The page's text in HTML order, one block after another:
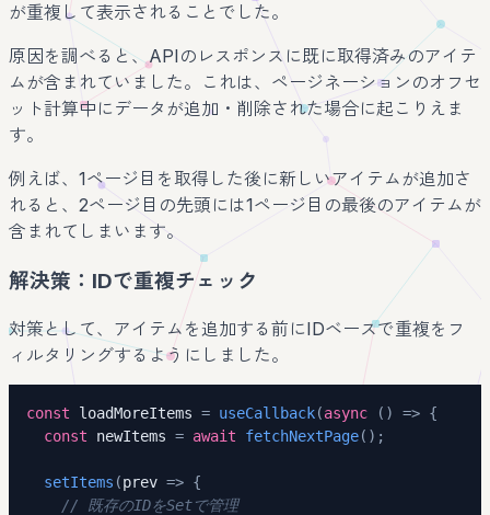
が重複して表示されることでした。
原因を調べると、APIのレスポンスに既に取得済みのアイテ
ムが含まれていました。これは、ページネーションのオフセ
ット計算中にデータが追加・削除された場合に起こりえま
す。
例えば、1ページ目を取得した後に新しいアイテムが追加さ
れると、2ページ目の先頭には1ページ目の最後のアイテムが
含まれてしまいます。
解決策：IDで重複チェック
対策として、アイテムを追加する前にIDベースで重複をフ
ィルタリングするようにしました。
const loadMoreItems = useCallback(async ( ) => {
const newItems = await fetchNextPage( ) ;
setItems (prev => {
// 既存のIDをSetで管理